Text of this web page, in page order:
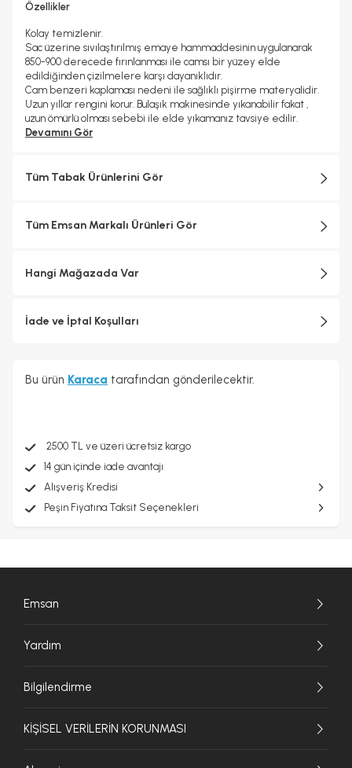
Özellikler
Kolay temizlenir.
Sac üzerine sıvılaştırılmış emaye hammaddesinin uygulanarak
850-900 derecede fırınlanması ile camsı bir yüzey elde
edildiğinden çizilmelere karşı dayanıklıdır.
Cam benzeri kaplaması nedeni ile sağlıklı pişirme materyalidir.
Uzun yıllar rengini korur. Bulaşık makinesinde yıkanabilir fakat ,
uzun ömürlü olması sebebi ile elde yıkamanız tavsiye edilir.
Devamını Gör
Tüm Tabak Ürünlerini Gör
Tüm Emsan Markalı Ürünleri Gör
Hangi Mağazada Var
İade ve İptal Koşulları
Bu ürün Karaca tarafından gönderilecektir.
2500 TL ve üzeri ücretsiz kargo
14 gün içinde iade avantajı
Alışveriş Kredisi
Peşin Fiyatına Taksit Seçenekleri
Emsan
Yardım
Bilgilendirme
KİŞİSEL VERİLERİN KORUNMASI